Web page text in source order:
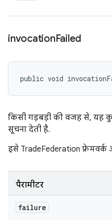
invocationFailed
public void
किसी गड़बड़ी की वजह से, यह
सूचना देती है.
इसे TradeFederation
पैरामीटर
failure